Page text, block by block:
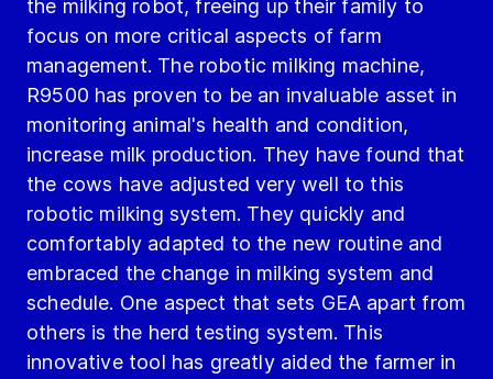
the milking robot, freeing up their family to
focus on more critical aspects of farm
management. The robotic milking machine,
R9500 has proven to be an invaluable asset in
monitoring animal's health and condition,
increase milk production. They have found that
the cows have adjusted very well to this
robotic milking system. They quickly and
comfortably adapted to the new routine and
embraced the change in milking system and
schedule. One aspect that sets GEA apart from
others is the herd testing system. This
innovative tool has greatly aided the farmer in